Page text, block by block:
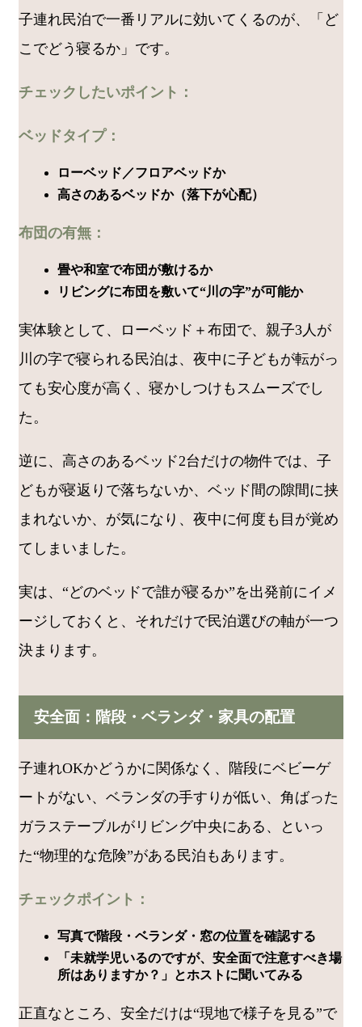
子連れ民泊で一番リアルに効いてくるのが、「ど
こでどう寝るか」です。
チェックしたいポイント：
ベッドタイプ：
ローベッド／フロアベッドか
高さのあるベッドか（落下が心配）
布団の有無：
畳や和室で布団が敷けるか
リビングに布団を敷いて“川の字”が可能か
実体験として、ローベッド＋布団で、親子3人が
川の字で寝られる民泊は、夜中に子どもが転がっ
ても安心度が高く、寝かしつけもスムーズでし
た。
逆に、高さのあるベッド2台だけの物件では、子
どもが寝返りで落ちないか、ベッド間の隙間に挟
まれないか、が気になり、夜中に何度も目が覚め
てしまいました。
実は、“どのベッドで誰が寝るか”を出発前にイメ
ージしておくと、それだけで民泊選びの軸が一つ
決まります。
安全面：階段・ベランダ・家具の配置
子連れOKかどうかに関係なく、階段にベビーゲ
ートがない、ベランダの手すりが低い、角ばった
ガラステーブルがリビング中央にある、といっ
た“物理的な危険”がある民泊もあります。
チェックポイント：
写真で階段・ベランダ・窓の位置を確認する
「未就学児いるのですが、安全面で注意すべき場
所はありますか？」とホストに聞いてみる
正直なところ、安全だけは“現地で様子を見る”で